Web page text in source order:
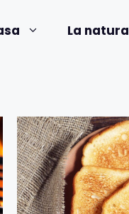
La natura